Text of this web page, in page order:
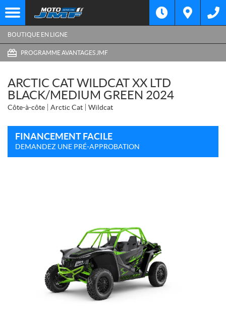
BOUTIQUE EN LIGNE
PROGRAMME AVANTAGES JMF
ARCTIC CAT WILDCAT XX LTD
BLACK/MEDIUM GREEN 2024
Côte-à-côte Arctic Cat Wildcat
FINANCEMENT FACILE
DEMANDEZ UNE PRÉ-APPROBATION